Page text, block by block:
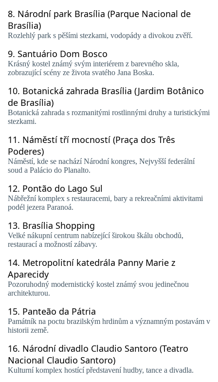
8. Národní park Brasília (Parque Nacional de
Brasília)
Rozlehlý park s pěšími stezkami, vodopády a divokou zvěří.
9. Santuário Dom Bosco
Krásný kostel známý svým interiérem z barevného skla,
zobrazující scény ze života svatého Jana Boska.
10. Botanická zahrada Brasília (Jardim Botânico
de Brasília)
Botanická zahrada s rozmanitými rostlinnými druhy a turistickými
stezkami.
11. Náměstí tří mocností (Praça dos Três
Poderes)
Náměstí, kde se nachází Národní kongres, Nejvyšší federální
soud a Palácio do Planalto.
12. Pontão do Lago Sul
Nábřežní komplex s restauracemi, bary a rekreačními aktivitami
podél jezera Paranoá.
13. Brasília Shopping
Velké nákupní centrum nabízející širokou škálu obchodů,
restaurací a možností zábavy.
14. Metropolitní katedrála Panny Marie z
Aparecidy
Pozoruhodný modernistický kostel známý svou jedinečnou
architekturou.
15. Panteão da Pátria
Památník na poctu brazilským hrdinům a významným postavám v
historii země.
16. Národní divadlo Claudio Santoro (Teatro
Nacional Claudio Santoro)
Kulturní komplex hostící představení hudby, tance a divadla.